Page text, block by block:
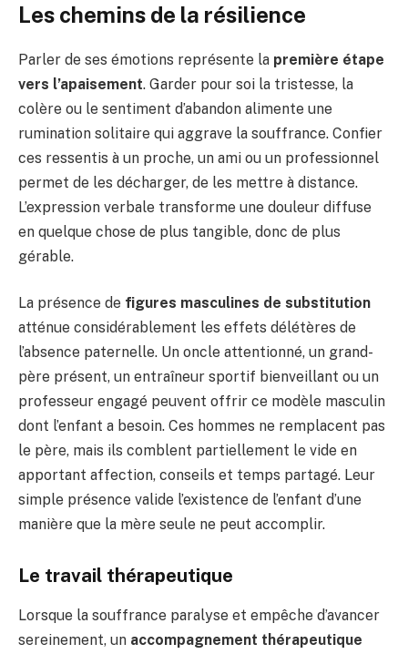
Les chemins de la résilience
Parler de ses émotions représente la première étape
vers l’apaisement. Garder pour soi la tristesse, la
colère ou le sentiment d’abandon alimente une
rumination solitaire qui aggrave la souffrance. Confier
ces ressentis à un proche, un ami ou un professionnel
permet de les décharger, de les mettre à distance.
L’expression verbale transforme une douleur diffuse
en quelque chose de plus tangible, donc de plus
gérable.
La présence de figures masculines de substitution
atténue considérablement les effets délétères de
l’absence paternelle. Un oncle attentionné, un grand-
père présent, un entraîneur sportif bienveillant ou un
professeur engagé peuvent offrir ce modèle masculin
dont l’enfant a besoin. Ces hommes ne remplacent pas
le père, mais ils comblent partiellement le vide en
apportant affection, conseils et temps partagé. Leur
simple présence valide l’existence de l’enfant d’une
manière que la mère seule ne peut accomplir.
Le travail thérapeutique
Lorsque la souffrance paralyse et empêche d’avancer
sereinement, un accompagnement thérapeutique